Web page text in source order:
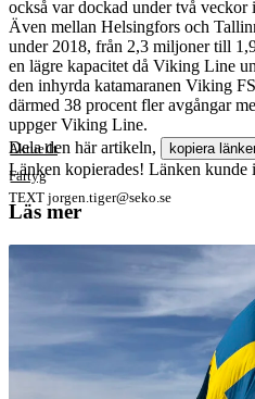
också var dockad under två
Även mellan Helsingfors och
under 2018, från 2,3 miljoner till
en lägre kapacitet då Viking Line
den inhyrda katamaranen Viking
därmed 38 procent fler avgångar
uppger Viking Line.
Aktuellt
Fartyg
TEXT jorgen.tiger@seko.se
Dela den här artikeln, kopiera
Länken kopierades! Länken kunde
Läs mer